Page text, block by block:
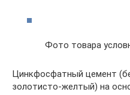
Фото товара
Цинкфосфатный цемент
золотисто-желтый) на